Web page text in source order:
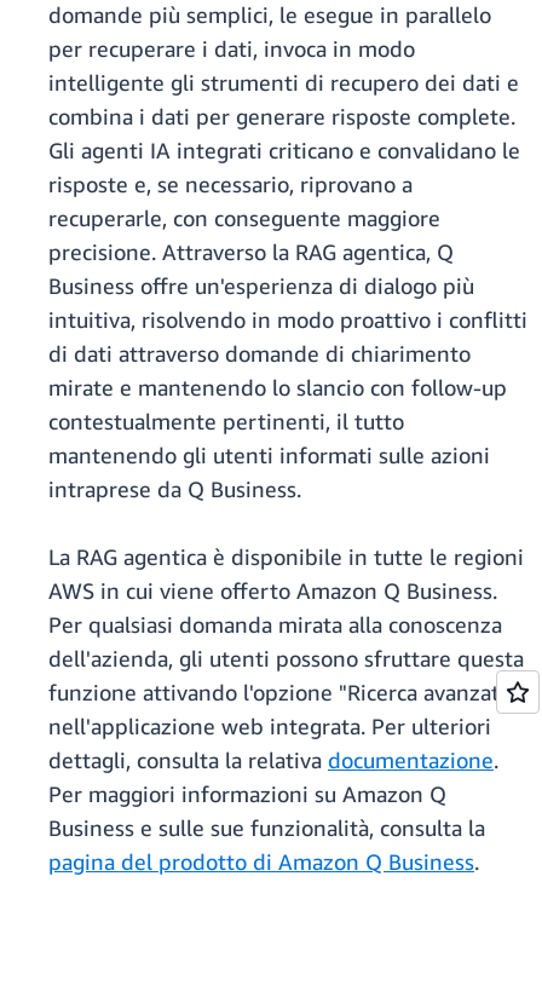
domande più semplici, le esegue in parallelo
per recuperare i dati, invoca in modo
intelligente gli strumenti di recupero dei dati e
combina i dati per generare risposte complete.
Gli agenti IA integrati criticano e convalidano le
risposte e, se necessario, riprovano a
recuperarle, con conseguente maggiore
precisione. Attraverso la RAG agentica, Q
Business offre un'esperienza di dialogo più
intuitiva, risolvendo in modo proattivo i conflitti
di dati attraverso domande di chiarimento
mirate e mantenendo lo slancio con follow-up
contestualmente pertinenti, il tutto
mantenendo gli utenti informati sulle azioni
intraprese da Q Business.
La RAG agentica è disponibile in tutte le regioni
AWS in cui viene offerto Amazon Q Business.
Per qualsiasi domanda mirata alla conoscenza
dell'azienda, gli utenti possono sfruttare questa
funzione attivando l'opzione "Ricerca avanzata"
nell'applicazione web integrata. Per ulteriori
dettagli, consulta la relativa documentazione.
Per maggiori informazioni su Amazon Q
Business e sulle sue funzionalità, consulta la
pagina del prodotto di Amazon Q Business.